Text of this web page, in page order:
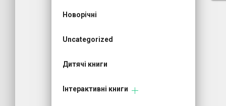
Новорічні
Uncategorized
Дитячі книги
Інтерактивні книги